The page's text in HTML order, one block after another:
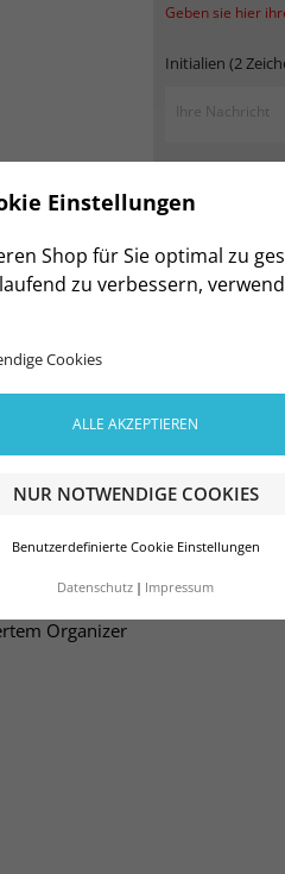
Einstellungen
Shop für Sie optimal zu
zu verbessern,
Cookies
ALLE AKZEPTIEREN
NUR NOTWENDIGE COOKIES
Benutzerdefinierte Cookie Einstellungen
Datenschutz Impressum
Geben sie hier
Initialien (2
-
Organizer